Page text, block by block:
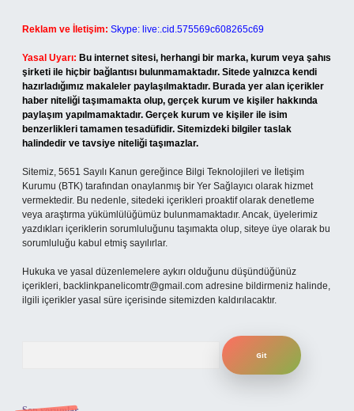
Reklam ve İletişim: Skype: live:.cid.575569c608265c69
Yasal Uyarı: Bu internet sitesi, herhangi bir marka, kurum veya şahıs
şirketi ile hiçbir bağlantısı bulunmamaktadır. Sitede yalnızca kendi
hazırladığımız makaleler paylaşılmaktadır. Burada yer alan içerikler
haber niteliği taşımamakta olup, gerçek kurum ve kişiler hakkında
paylaşım yapılmamaktadır. Gerçek kurum ve kişiler ile isim
benzerlikleri tamamen tesadüfidir. Sitemizdeki bilgiler taslak
halindedir ve tavsiye niteliği taşımazlar.
Sitemiz, 5651 Sayılı Kanun gereğince Bilgi Teknolojileri ve İletişim
Kurumu (BTK) tarafından onaylanmış bir Yer Sağlayıcı olarak hizmet
vermektedir. Bu nedenle, sitedeki içerikleri proaktif olarak denetleme
veya araştırma yükümlülüğümüz bulunmamaktadır. Ancak, üyelerimiz
yazdıkları içeriklerin sorumluluğunu taşımakta olup, siteye üye olarak bu
sorumluluğu kabul etmiş sayılırlar.
Hukuka ve yasal düzenlemelere aykırı olduğunu düşündüğünüz
içerikleri, backlinkpanelicomtr@gmail.com adresine bildirmeniz halinde,
ilgili içerikler yasal süre içerisinde sitemizden kaldırılacaktır.